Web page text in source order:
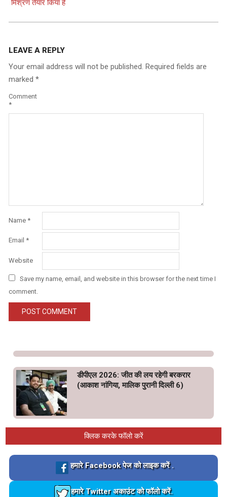
मिश्रण तैयार किया है
LEAVE A REPLY
Your email address will not be published. Required fields are
marked *
Comment
*
Name *
Email *
Website
Save my name, email, and website in this browser for the next time I
comment.
डीपीएल 2026: जीत की लय रहेगी बरकरार
(आकाश नांगिया, मालिक पुरानी दिल्ली 6)
क्लिक करके फॉलो करें
Loading…
हमारे Facebook पेज को लाइक करें .
Loading…
हमारे Twitter अकाउंट को फॉलो करें.